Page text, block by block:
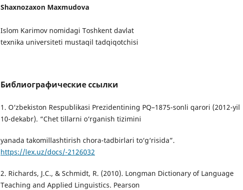
Shaxnozaxon Maxmudova
Islom Karimov nomidagi Toshkent davlat
texnika universiteti mustaqil tadqiqotchisi
Библиографические ссылки
1. O‘zbekiston Respublikasi Prezidentining PQ–1875-sonli qarori (2012-yil
10-dekabr). “Chet tillarni o‘rganish tizimini
yanada takomillashtirish chora-tadbirlari to‘g‘risida”.
https://lex.uz/docs/-2126032
2. Richards, J.C., & Schmidt, R. (2010). Longman Dictionary of Language
Teaching and Applied Linguistics. Pearson